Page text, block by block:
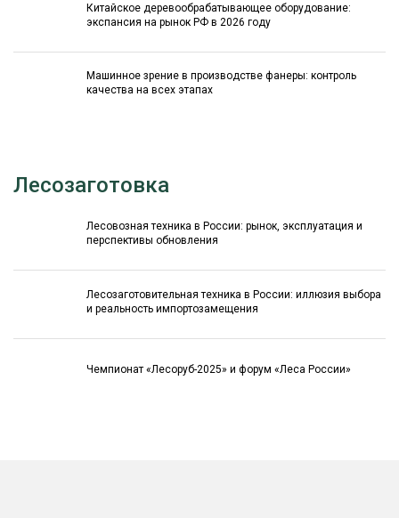
Китайское деревообрабатывающее оборудование:
экспансия на рынок РФ в 2026 году
Машинное зрение в производстве фанеры: контроль
качества на всех этапах
Лесозаготовка
Лесовозная техника в России: рынок, эксплуатация и
перспективы обновления
Лесозаготовительная техника в России: иллюзия выбора
и реальность импортозамещения
Чемпионат «Лесоруб-2025» и форум «Леса России»